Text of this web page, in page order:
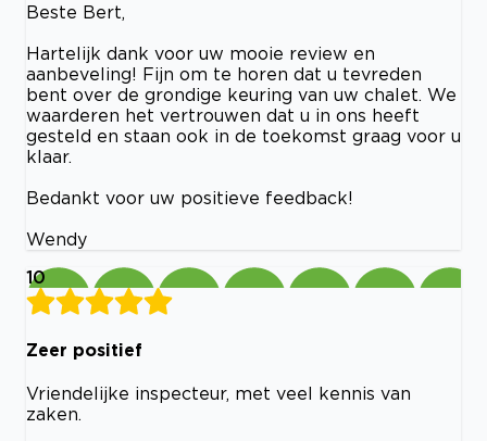
Beste Bert,
Hartelijk dank voor uw mooie review en
aanbeveling! Fijn om te horen dat u tevreden
bent over de grondige keuring van uw chalet. We
waarderen het vertrouwen dat u in ons heeft
gesteld en staan ook in de toekomst graag voor u
klaar.
Bedankt voor uw positieve feedback!
Wendy
10
Zeer positief
Vriendelijke inspecteur, met veel kennis van
zaken.